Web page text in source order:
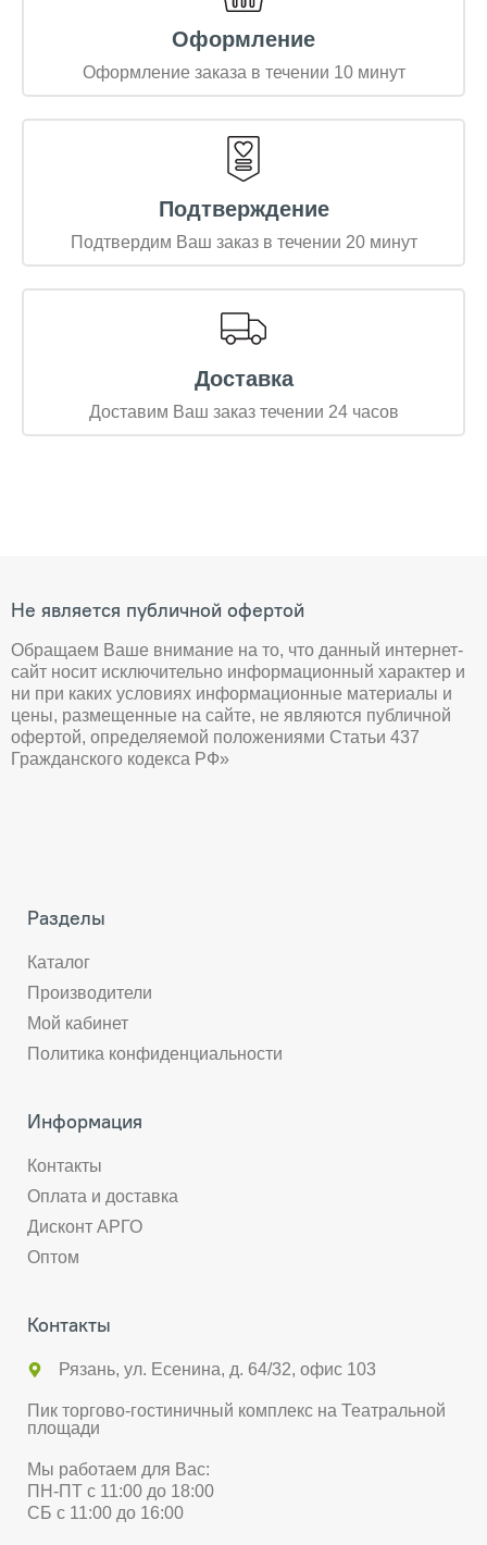
Оформление
Оформление заказа в течении 10 минут
Подтверждение
Подтвердим Ваш заказ в течении 20 минут
Доставка
Доставим Ваш заказ течении 24 часов
Не является публичной офертой
Обращаем Ваше внимание на то, что данный интернет-
сайт носит исключительно информационный характер и
ни при каких условиях информационные материалы и
цены, размещенные на сайте, не являются публичной
офертой, определяемой положениями Статьи 437
Гражданского кодекса РФ»
Разделы
Каталог
Производители
Мой кабинет
Политика конфиденциальности
Информация
Контакты
Оплата и доставка
Дисконт АРГО
Оптом
Контакты
Рязань, ул. Есенина, д. 64/32, офис 103
Пик торгово-гостиничный комплекс на Театральной
площади
Мы работаем для Вас:
ПН-ПТ с 11:00 до 18:00
СБ с 11:00 до 16:00